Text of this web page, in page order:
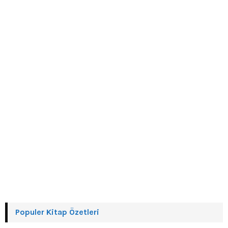
Populer Kitap Özetleri